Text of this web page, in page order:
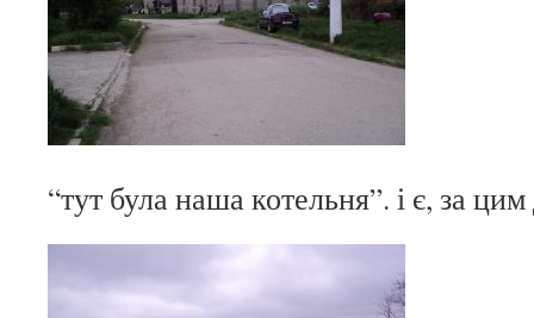
“тут була наша котельня”. і є, за